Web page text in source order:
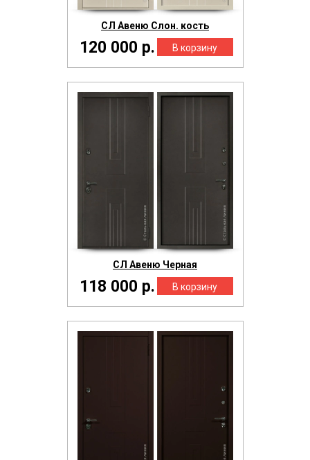
СЛ Авеню Слон. кость
120 000 р.
СЛ Авеню Черная
118 000 р.